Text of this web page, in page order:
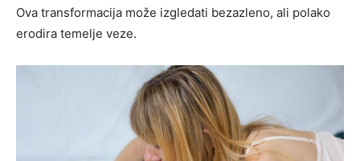
Ova transformacija može izgledati bezazleno, ali polako
erodira temelje veze.